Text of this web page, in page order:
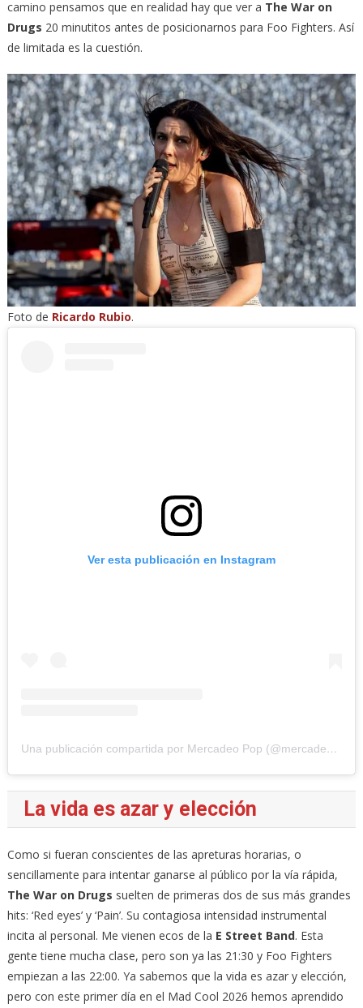
camino pensamos que en realidad hay que ver a The War on
Drugs 20 minutitos antes de posicionarnos para Foo Fighters. Así
de limitada es la cuestión.
Foto de Ricardo Rubio.
Ver esta publicación en Instagram
Una publicación compartida por Mercadeo Pop (@mercadeo_pop)
La vida es azar y elección
Como si fueran conscientes de las apreturas horarias, o
sencillamente para intentar ganarse al público por la vía rápida,
The War on Drugs suelten de primeras dos de sus más grandes
hits: ‘Red eyes’ y ‘Pain’. Su contagiosa intensidad instrumental
incita al personal. Me vienen ecos de la E Street Band. Esta
gente tiene mucha clase, pero son ya las 21:30 y Foo Fighters
empiezan a las 22:00. Ya sabemos que la vida es azar y elección,
pero con este primer día en el Mad Cool 2026 hemos aprendido